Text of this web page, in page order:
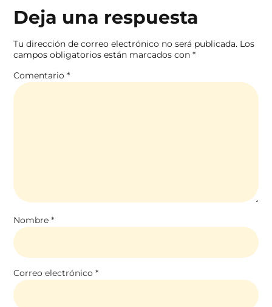
Deja una respuesta
Tu dirección de correo electrónico no será publicada. Los
campos obligatorios están marcados con*
Comentario*
Nombre*
Correo electrónico*